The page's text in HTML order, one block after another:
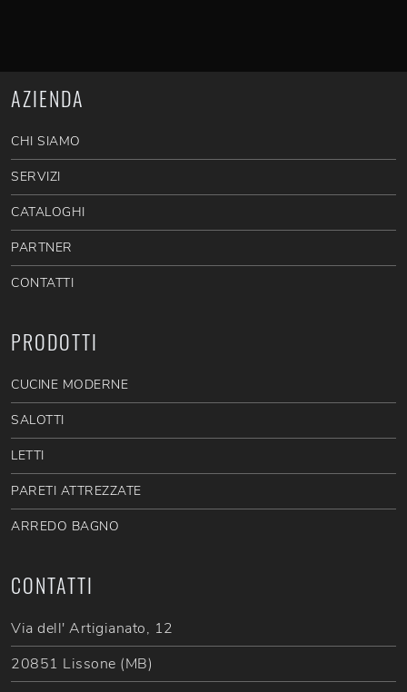
AZIENDA
CHI SIAMO
SERVIZI
CATALOGHI
PARTNER
CONTATTI
PRODOTTI
CUCINE MODERNE
SALOTTI
LETTI
PARETI ATTREZZATE
ARREDO BAGNO
CONTATTI
Via dell' Artigianato, 12
20851 Lissone (MB)